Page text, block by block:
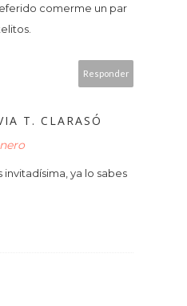
comerme un par
Responder
T. CLARASÓ
invitadísima, ya lo sabes